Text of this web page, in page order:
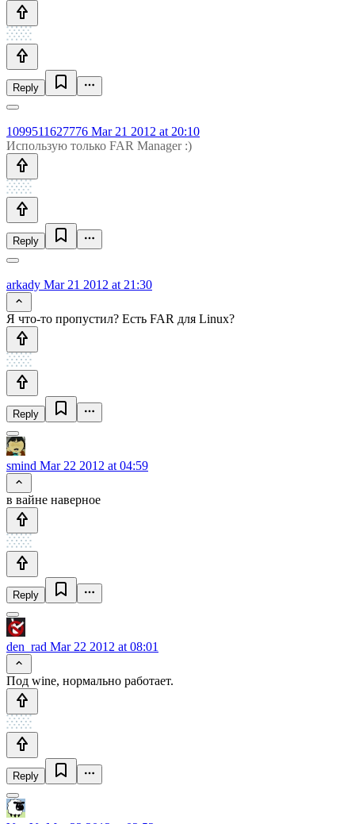
Reply
1099511627776 Mar 21 2012 at 20:10
Использую только FAR Manager :)
Reply
arkady Mar 21 2012 at 21:30
Я что-то пропустил? Есть FAR для Linux?
Reply
smind Mar 22 2012 at 04:59
в вайне наверное
Reply
den_rad Mar 22 2012 at 08:01
Под wine, нормально работает.
Reply